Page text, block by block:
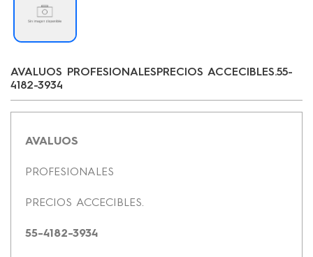
AVALUOS PROFESIONALESPRECIOS ACCECIBLES.55-
4182-3934
AVALUOS
PROFESIONALES
PRECIOS ACCECIBLES.
55-4182-3934